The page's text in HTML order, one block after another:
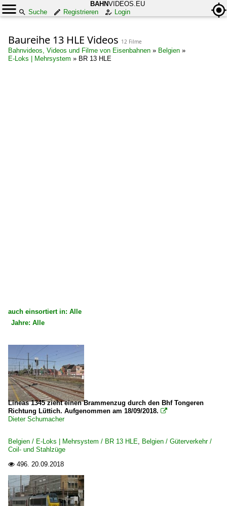
BAHNVIDEOS.EU
Suche
Registrieren Login
Baureihe 13 HLE Videos 12 Filme
Bahnvideos, Videos und Filme von Eisenbahnen » Belgien »
E-Loks | Mehrsystem » BR 13 HLE
auch einsortiert in: Alle
Belgien
Bahnhöfe
Lüttich (alle Bahnhöfe)
E-Loks | Mehrsystem
BR 16
Güterverkehr
Coil- und Stahlzüge
Personenwagen
Jahre: Alle
2000
2008
2009
2010
Lineas 1345 zieht einen Brammenzug durch den Bhf Tongeren
Richtung Lüttich. Aufgenommen am 18/09/2018. 
Dieter Schumacher
Belgien / E-Loks | Mehrsystem / BR 13 HLE, Belgien / Güterverkehr /
Coil- und Stahlzüge
 496. 20.09.2018